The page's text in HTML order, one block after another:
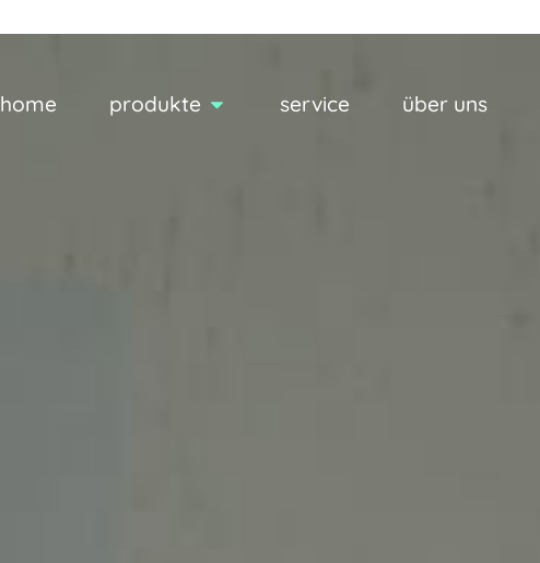
home produkte service über uns